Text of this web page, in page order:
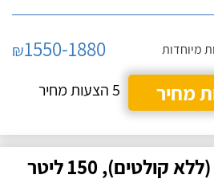
מיוחדות
₪1550-1880
מחיר
5 הצעות מחיר
150 ליטר